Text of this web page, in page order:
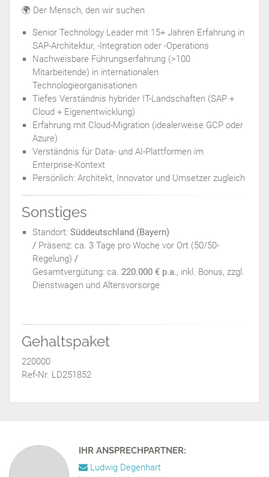
🌍 Der Mensch, den wir suchen
Senior Technology Leader mit 15+ Jahren Erfahrung in
SAP-Architektur, -Integration oder -Operations
Nachweisbare Führungserfahrung (>100
Mitarbeitende) in internationalen
Technologieorganisationen
Tiefes Verständnis hybrider IT-Landschaften (SAP +
Cloud + Eigenentwicklung)
Erfahrung mit Cloud-Migration (idealerweise GCP oder
Azure)
Verständnis für Data- und AI-Plattformen im
Enterprise-Kontext
Persönlich: Architekt, Innovator und Umsetzer zugleich
Sonstiges
Standort: Süddeutschland (Bayern)
/ Präsenz: ca. 3 Tage pro Woche vor Ort (50/50-
Regelung) /
Gesamtvergütung: ca. 220.000 € p.a., inkl. Bonus, zzgl.
Dienstwagen und Altersvorsorge
Gehaltspaket
220000
Ref-Nr. LD251852
IHR ANSPRECHPARTNER:
Ludwig Degenhart